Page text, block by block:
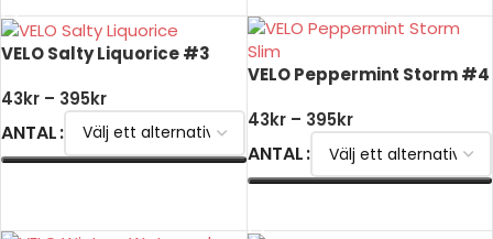
VELO Salty Liquorice #3
43kr – 395kr
ANTAL
VELO Peppermint Storm #4
43kr – 395kr
ANTAL